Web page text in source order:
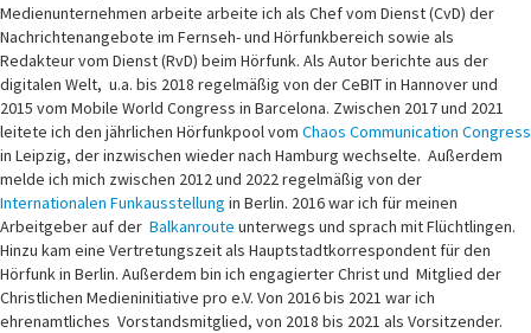
Medienunternehmen arbeite arbeite ich als Chef vom Dienst (CvD) der
Nachrichtenangebote im Fernseh- und Hörfunkbereich sowie als
Redakteur vom Dienst (RvD) beim Hörfunk. Als Autor berichte aus der
digitalen Welt, u.a. bis 2018 regelmäßig von der CeBIT in Hannover und
2015 vom Mobile World Congress in Barcelona. Zwischen 2017 und 2021
leitete ich den jährlichen Hörfunkpool vom Chaos Communication Congress
in Leipzig, der inzwischen wieder nach Hamburg wechselte. Außerdem
melde ich mich zwischen 2012 und 2022 regelmäßig von der
Internationalen Funkausstellung in Berlin. 2016 war ich für meinen
Arbeitgeber auf der Balkanroute unterwegs und sprach mit Flüchtlingen.
Hinzu kam eine Vertretungszeit als Hauptstadtkorrespondent für den
Hörfunk in Berlin. Außerdem bin ich engagierter Christ und Mitglied der
Christlichen Medieninitiative pro e.V. Von 2016 bis 2021 war ich
ehrenamtliches Vorstandsmitglied, von 2018 bis 2021 als Vorsitzender.